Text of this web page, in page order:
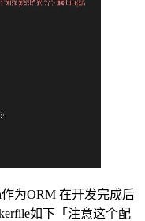
为ORM 在开发完成后
如下「注意这个配